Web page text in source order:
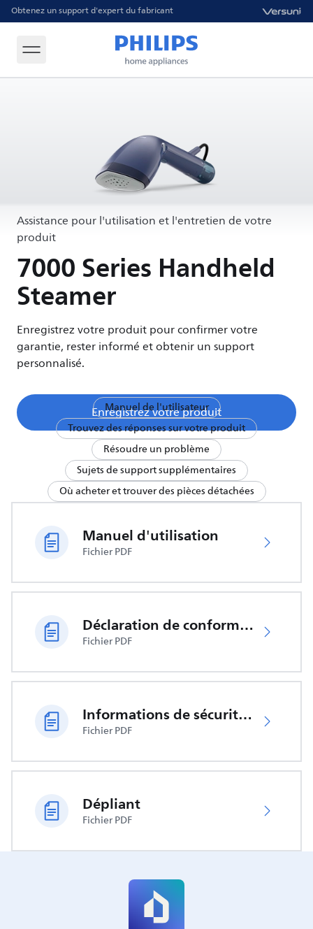
Obtenez un support d'expert du fabricant
Assistance pour l'utilisation et l'entretien de votre
produit
7000 Series Handheld
Steamer
Enregistrez votre produit pour confirmer votre
garantie, rester informé et obtenir un support
personnalisé.
Enregistrez votre produit
Manuel de l'utilisateur
Trouvez des réponses sur votre produit
Résoudre un problème
Sujets de support supplémentaires
Où acheter et trouver des pièces détachées
Manuel d'utilisation
Fichier PDF
Déclaration de conformité UE
Fichier PDF
Informations de sécurité importantes
Fichier PDF
Dépliant
Fichier PDF